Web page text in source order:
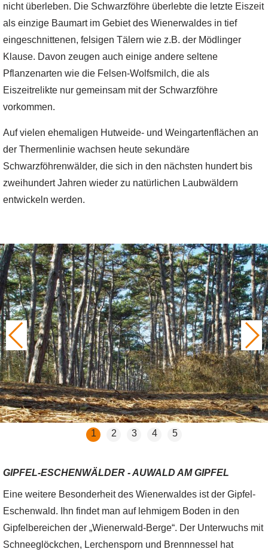
nicht überleben. Die Schwarzföhre überlebte die letzte Eiszeit
als einzige Baumart im Gebiet des Wienerwaldes in tief
eingeschnittenen, felsigen Tälern wie z.B. der Mödlinger
Klause. Davon zeugen auch einige andere seltene
Pflanzenarten wie die Felsen-Wolfsmilch, die als
Eiszeitrelikte nur gemeinsam mit der Schwarzföhre
vorkommen.
Auf vielen ehemaligen Hutweide- und Weingartenflächen an
der Thermenlinie wachsen heute sekundäre
Schwarzföhrenwälder, die sich in den nächsten hundert bis
zweihundert Jahren wieder zu natürlichen Laubwäldern
entwickeln werden.
1 2 3 4 5
GIPFEL-ESCHENWÄLDER - AUWALD AM GIPFEL
Eine weitere Besonderheit des Wienerwaldes ist der Gipfel-
Eschenwald. Ihn findet man auf lehmigem Boden in den
Gipfelbereichen der „Wienerwald-Berge“. Der Unterwuchs mit
Schneeglöckchen, Lerchensporn und Brennnessel hat